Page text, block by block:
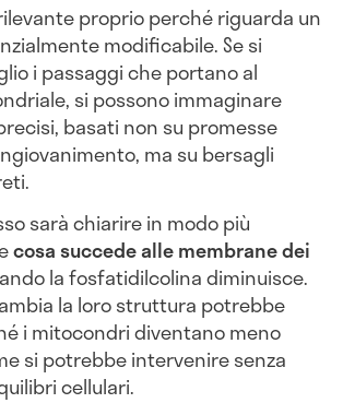
proprio perché riguarda un
modificabile. Se si
i passaggi che portano al
si possono immaginare
basati non su promesse
ma su bersagli
sarà chiarire in modo più
cosa succede alle membrane dei
la fosfatidilcolina diminuisce.
la loro struttura potrebbe
i mitocondri diventano meno
si potrebbe intervenire senza
cellulari.